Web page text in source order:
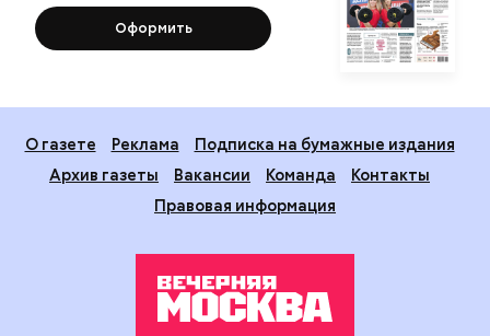
Оформить
О газете Реклама
Подписка на бумажные издания
Архив газеты
Вакансии Команда
Контакты
Правовая информация